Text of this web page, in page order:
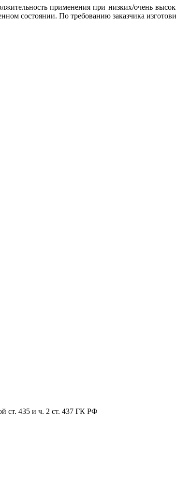
применения при низких/очень
состоянии. По требованию заказчика
ст. 435 и ч. 2 ст. 437 ГК РФ